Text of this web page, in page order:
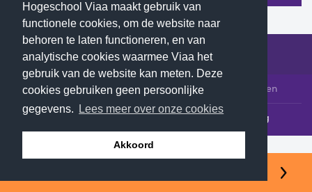
Hogeschool Viaa maakt gebruik van
functionele cookies, om de website naar
behoren te laten functioneren, en van
analytische cookies waarmee Viaa het
gebruik van de website kan meten. Deze
cookies gebruiken geen persoonlijke
gegevens.
Lees meer over onze cookies
Akkoord
© 2026 Hogeschool Viaa - Alle rechten voorbehouden
Klachtenloket Contact Privacyverklaring